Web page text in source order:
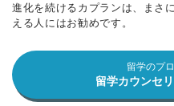
進化を続けるカプランは、まさ
える人にはお勧めです。
留学のプ
留学カウンセ